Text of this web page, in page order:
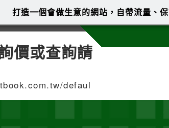
價或查詢請
defaul
打造一個會做生意的網站，自帶流量、